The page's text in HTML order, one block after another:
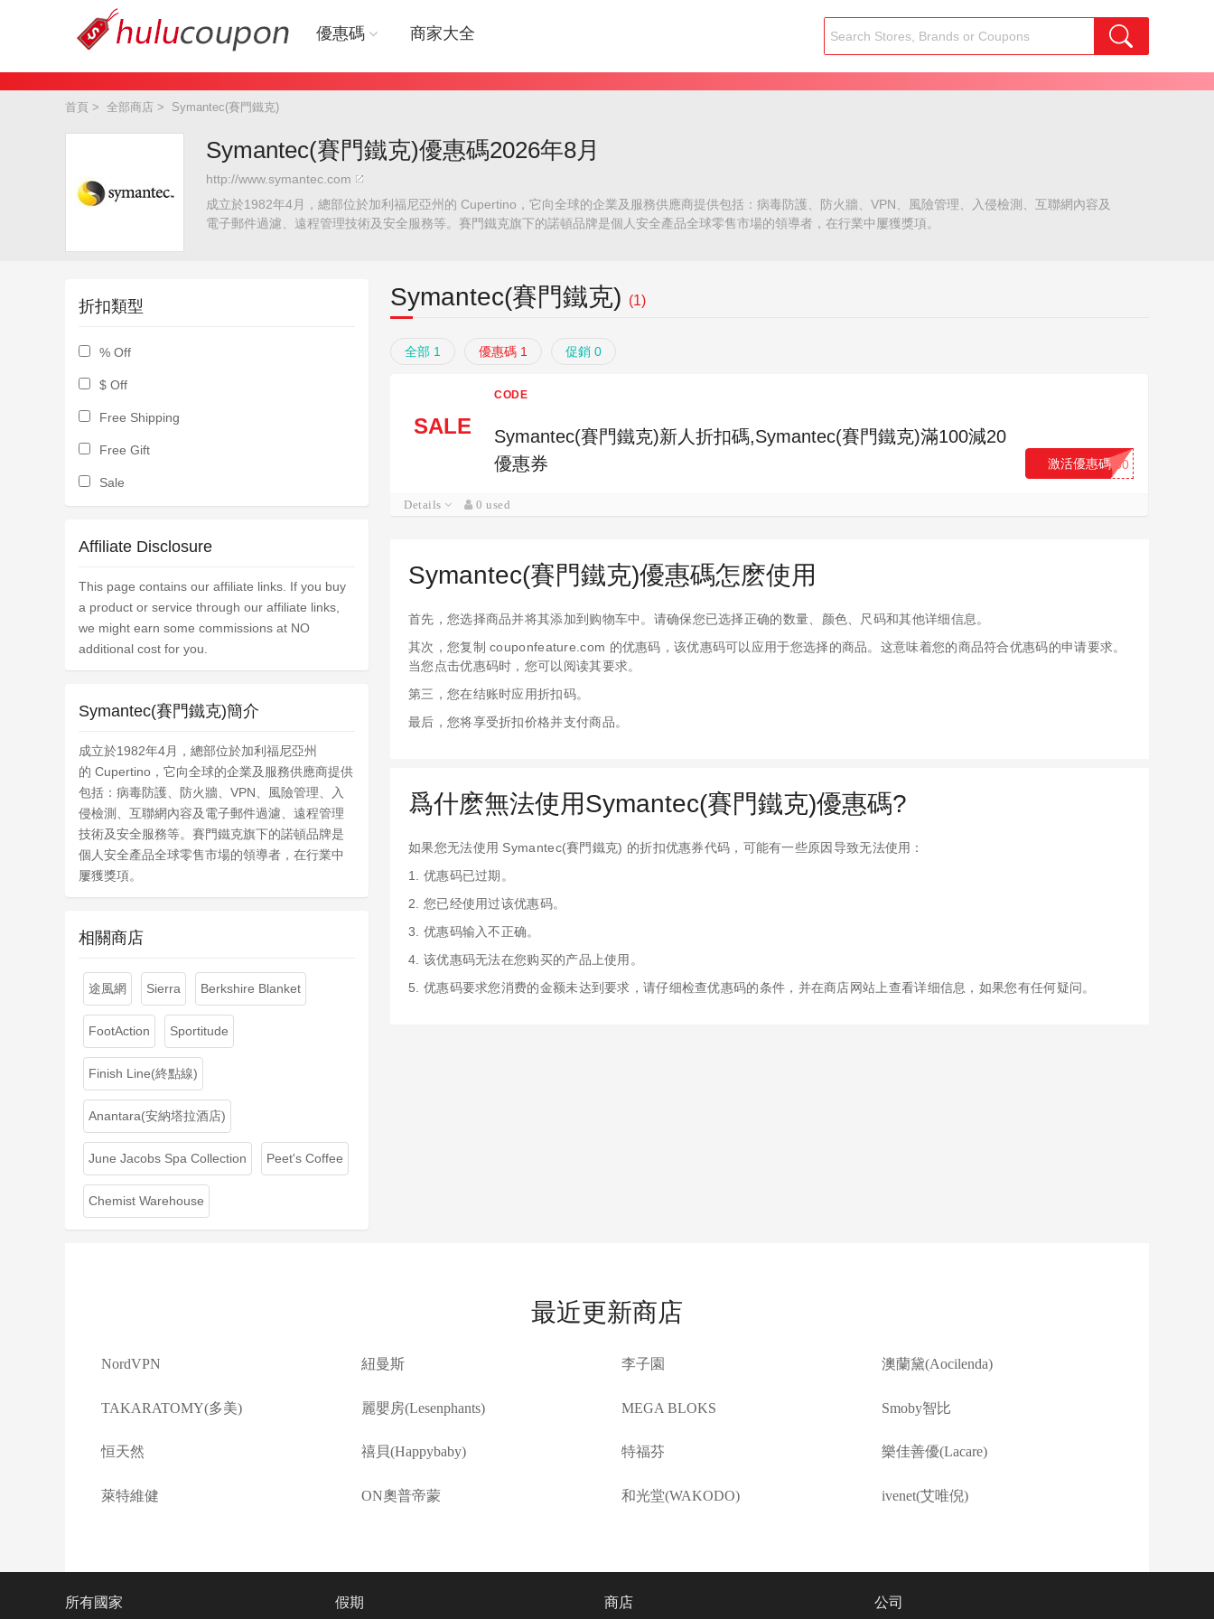
優惠碼 商家大全
首頁 > 全部商店 > Symantec(賽門鐵克)
Symantec(賽門鐵克)優惠碼2026年8月
http://www.symantec.com
成立於1982年4月，總部位於加利福尼亞州的 Cupertino，它向全球的企業及服務供應商提供包括：病毒防護、防火牆、VPN、風險管理、入侵檢測、互聯網內容及
電子郵件過濾、遠程管理技術及安全服務等。賽門鐵克旗下的諾頓品牌是個人安全產品全球零售市場的領導者，在行業中屢獲獎項。
Symantec(賽門鐵克) (1)
全部 1 優惠碼 1 促銷 0
SALE
CODE
Symantec(賽門鐵克)新人折扣碼,Symantec(賽門鐵克)滿100減20
優惠券
...00
激活優惠碼
Details 0 used
Symantec(賽門鐵克)優惠碼怎麽使用
首先，您选择商品并将其添加到购物车中。请确保您已选择正确的数量、颜色、尺码和其他详细信息。
其次，您复制 couponfeature.com 的优惠码，该优惠码可以应用于您选择的商品。这意味着您的商品符合优惠码的申请要求。
当您点击优惠码时，您可以阅读其要求。
第三，您在结账时应用折扣码。
最后，您将享受折扣价格并支付商品。
爲什麽無法使用Symantec(賽門鐵克)優惠碼?
如果您无法使用 Symantec(賽門鐵克) 的折扣优惠券代码，可能有一些原因导致无法使用：
1. 优惠码已过期。
2. 您已经使用过该优惠码。
3. 优惠码输入不正确。
4. 该优惠码无法在您购买的产品上使用。
5. 优惠码要求您消费的金额未达到要求，请仔细检查优惠码的条件，并在商店网站上查看详细信息，如果您有任何疑问。
折扣類型
% Off
$ Off
Free Shipping
Free Gift
Sale
Affiliate Disclosure
This page contains our affiliate links. If you buy
a product or service through our affiliate links,
we might earn some commissions at NO
additional cost for you.
Symantec(賽門鐵克)簡介
成立於1982年4月，總部位於加利福尼亞州
的 Cupertino，它向全球的企業及服務供應商提供
包括：病毒防護、防火牆、VPN、風險管理、入
侵檢測、互聯網內容及電子郵件過濾、遠程管理
技術及安全服務等。賽門鐵克旗下的諾頓品牌是
個人安全產品全球零售市場的領導者，在行業中
屢獲獎項。
相關商店
途風網 Sierra Berkshire Blanket
FootAction Sportitude
Finish Line(終點線)
Anantara(安納塔拉酒店)
June Jacobs Spa Collection Peet's Coffee
Chemist Warehouse
最近更新商店
NordVPN 紐曼斯 李子園 澳蘭黛(Aocilenda)
TAKARATOMY(多美) 麗嬰房(Lesenphants) MEGA BLOKS Smoby智比
恒天然 禧貝(Happybaby) 特福芬 樂佳善優(Lacare)
萊特維健 ON奧普帝蒙 和光堂(WAKODO) ivenet(艾唯倪)
所有國家 假期 商店 公司